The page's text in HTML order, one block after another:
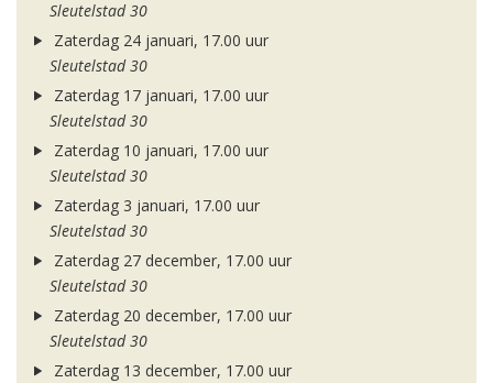
Sleutelstad 30
Zaterdag 24 januari, 17.00 uur
Sleutelstad 30
Zaterdag 17 januari, 17.00 uur
Sleutelstad 30
Zaterdag 10 januari, 17.00 uur
Sleutelstad 30
Zaterdag 3 januari, 17.00 uur
Sleutelstad 30
Zaterdag 27 december, 17.00 uur
Sleutelstad 30
Zaterdag 20 december, 17.00 uur
Sleutelstad 30
Zaterdag 13 december, 17.00 uur